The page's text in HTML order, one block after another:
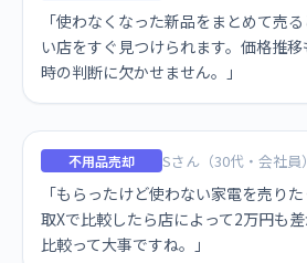
「使わなくなった新品をまとめて売
い店をすぐ見つけられます。価格推
時の判断に欠かせません。」
不用品売却 Sさん（30代・会社員）
「もらったけど使わない家電を売り
取Xで比較したら店によって2万円も差
比較って大事ですね。」